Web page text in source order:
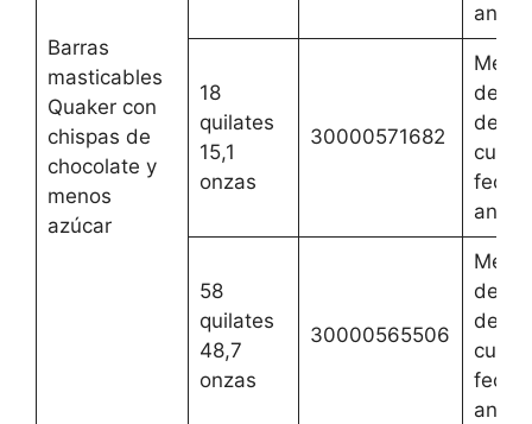
Barras
masticables
Quaker con
chispas de
chocolate y
menos
azúcar
18
quilates
15,1
onzas
30000571682
del 3
de
fecha
58
quilates
48,7
onzas
30000565506
del 3
de
fecha